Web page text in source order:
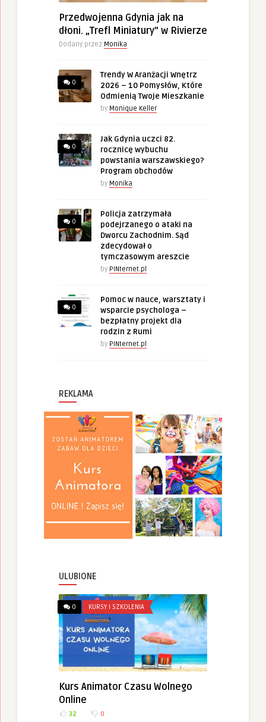
Przedwojenna Gdynia jak na
dłoni. „Trefl Miniatury” w Rivierze
Dodany przez Monika
0
Trendy W Aranżacji Wnętrz
2026 – 10 Pomysłów, Które
Odmienią Twoje Mieszkanie
by Monique Keller
0
Jak Gdynia uczci 82.
rocznicę wybuchu
powstania warszawskiego?
Program obchodów
by Monika
0
Policja zatrzymała
podejrzanego o ataki na
Dworcu Zachodnim. Sąd
zdecydował o
tymczasowym areszcie
by PINternet.pl
0
Pomoc w nauce, warsztaty i
wsparcie psychologa –
bezpłatny projekt dla
rodzin z Rumi
by PINternet.pl
REKLAMA
ULUBIONE
0 KURSY I SZKOLENIA
Kurs Animator Czasu Wolnego
Online
32 0